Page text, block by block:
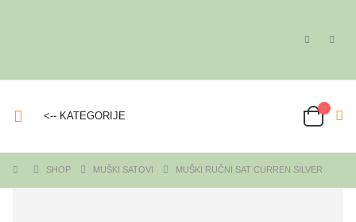
<-- KATEGORIJE
SHOP MUŠKI SATOVI MUŠKI RUČNI SAT CURREN SILVER